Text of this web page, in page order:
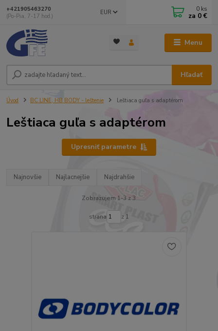
Menu
EUR
Hľadať
+421905463270
(Po-Pia, 7-17 hod.)
0 ks
za 0 €
Úvod BC LINE, HB BODY - leštenie Leštiaca guľa s adaptérom
Leštiaca guľa s adaptérom
Upresniť parametre
Najnovšie Najlacnejšie Najdrahšie
Zobrazujem 1-3 z 3
strana z 1